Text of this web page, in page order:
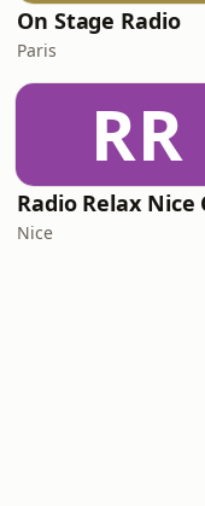
On Stage Radio
Paris
RR
Nice